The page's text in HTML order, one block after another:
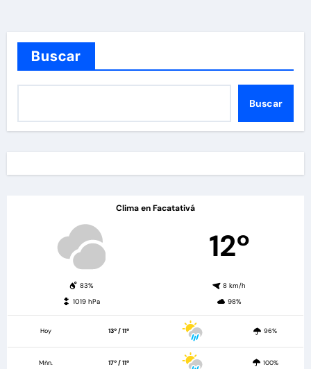
Buscar
Buscar
Clima en Facatativá
12º
83%
8 km/h
1019 hPa
98%
Hoy 13º / 11º 96%
Mñn. 17º / 11º 100%